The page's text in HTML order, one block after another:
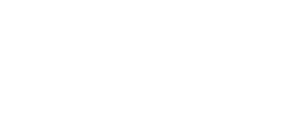
de Navidad y hasta el mejor gol de su vida. Aunque no se
empieza la fantasía, este libro narra historias de carne y
el de la lealtad, de la alegría compartida, de la audacia y
darles una proyección universal a las historias que
épico». Juan José Campanella «Sacheri ha revivido el
cuentos que usan el deporte como prisma para
New York Times Sobre La noche de la Usina... «Sacheri